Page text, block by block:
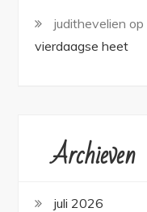
judithevelien op
vierdaagse heet
Archieven
juli 2026